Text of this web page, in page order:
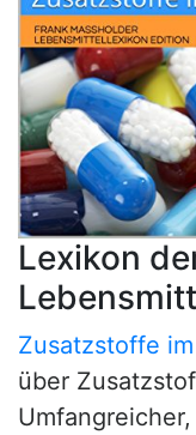
Lexikon
Zusatzstoffe
über